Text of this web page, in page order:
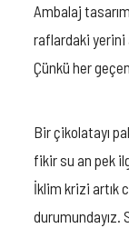
Ambalaj
raflardaki yerini
Çünkü her
Bir çikolatayı
fikir su an pek
İklim krizi artık
durumundayız.